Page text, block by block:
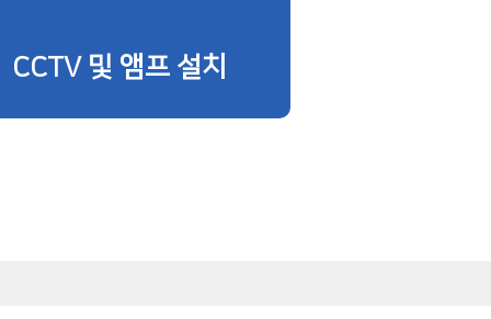
CCTV 및 앰프 설치